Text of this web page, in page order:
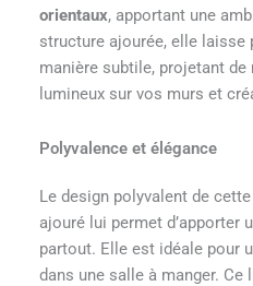
orientaux, apportant une
structure ajourée, elle laisse
manière subtile, projetant
lumineux sur vos murs et
Polyvalence et élégance
Le design polyvalent de
ajouré lui permet d’apporter
partout. Elle est idéale pour
dans une salle à manger. Ce